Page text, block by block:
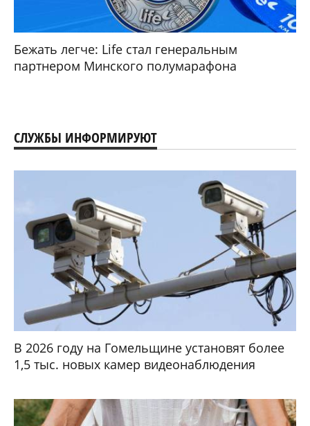
Бежать легче: Life стал генеральным
партнером Минского полумарафона
СЛУЖБЫ ИНФОРМИРУЮТ
В 2026 году на Гомельщине установят более
1,5 тыс. новых камер видеонаблюдения